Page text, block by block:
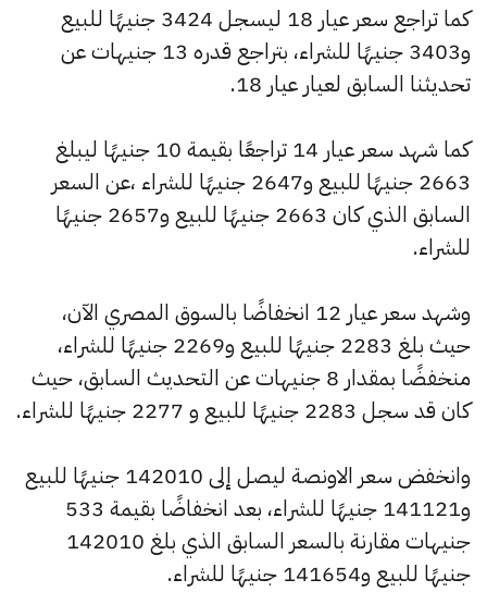
كما تراجع سعر عيار 18 ليسجل 3424 جنيهًا للبيع
و3403 جنيهًا للشراء، بتراجع قدره 13 جنيهات عن
تحديثنا السابق لعيار عيار 18.
كما شهد سعر عيار 14 تراجعًا بقيمة 10 جنيهًا ليبلغ
2663 جنيهًا للبيع و2647 جنيهًا للشراء ،عن السعر
السابق الذي كان 2663 جنيهًا للبيع و2657 جنيهًا
للشراء.
وشهد سعر عيار 12 انخفاضًا بالسوق المصري الآن،
حيث بلغ 2283 جنيهًا للبيع و2269 جنيهًا للشراء،
منخفضًا بمقدار 8 جنيهات عن التحديث السابق، حيث
كان قد سجل 2283 جنيهًا للبيع و 2277 جنيهًا للشراء.
وانخفض سعر الاونصة ليصل إلى 142010 جنيهًا للبيع
و141121 جنيهًا للشراء، بعد انخفاضًا بقيمة 533
جنيهات مقارنة بالسعر السابق الذي بلغ 142010
جنيهًا للبيع و141654 جنيهًا للشراء.